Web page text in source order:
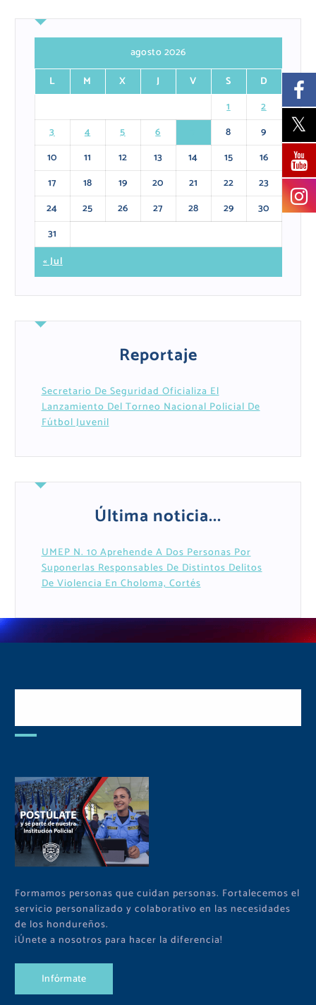
agosto 2026
L
M X J V S
D
1
2
3
4 5 6 8
9
10
11 12 13 14 15
16
17
18 19 20 21 22
23
24
25 26 27 28 29
30
31
« Jul
Reportaje
Secretario De Seguridad Oficializa El
Lanzamiento Del Torneo Nacional Policial De
Fútbol Juvenil
Última noticia...
UMEP N. 10 Aprehende A Dos Personas Por
Suponerlas Responsables De Distintos Delitos
De Violencia En Choloma, Cortés
Formamos personas que cuidan personas. Fortalecemos el
servicio personalizado y colaborativo en las necesidades
de los hondureños.
¡Únete a nosotros para hacer la diferencia!
Infórmate